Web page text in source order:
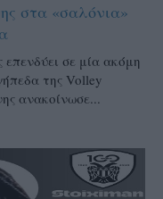
στα «σαλόνια»
σε μία ακόμη
της Volley
ανακοίνωσε...